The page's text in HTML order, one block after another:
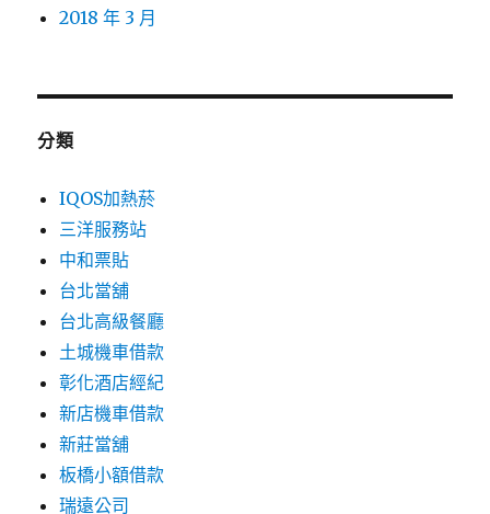
2018 年 3 月
分類
IQOS加熱菸
三洋服務站
中和票貼
台北當舖
台北高級餐廳
土城機車借款
彰化酒店經紀
新店機車借款
新莊當舖
板橋小額借款
瑞遠公司